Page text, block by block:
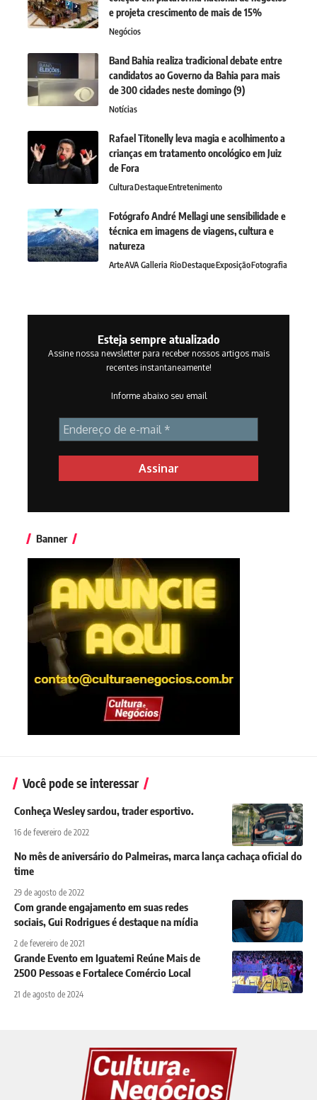
e projeta crescimento de mais de 15%
Negócios
Band Bahia realiza tradicional debate entre
candidatos ao Governo da Bahia para mais
de 300 cidades neste domingo (9)
Notícias
Rafael Titonelly leva magia e acolhimento a
crianças em tratamento oncológico em Juiz
de Fora
CulturaDestaqueEntretenimento
Fotógrafo André Mellagi une sensibilidade e
técnica em imagens de viagens, cultura e
natureza
ArteAVA Galleria RioDestaqueExposiçãoFotografia
Esteja sempre atualizado
Assine nossa newsletter para receber nossos artigos mais
recentes instantaneamente!
Informe abaixo seu email
Banner
Você pode se interessar
Conheça Wesley sardou, trader esportivo.
16 de fevereiro de 2022
No mês de aniversário do Palmeiras, marca lança cachaça oficial do
time
29 de agosto de 2022
Com grande engajamento em suas redes
sociais, Gui Rodrigues é destaque na mídia
2 de fevereiro de 2021
Grande Evento em Iguatemi Reúne Mais de
2500 Pessoas e Fortalece Comércio Local
21 de agosto de 2024